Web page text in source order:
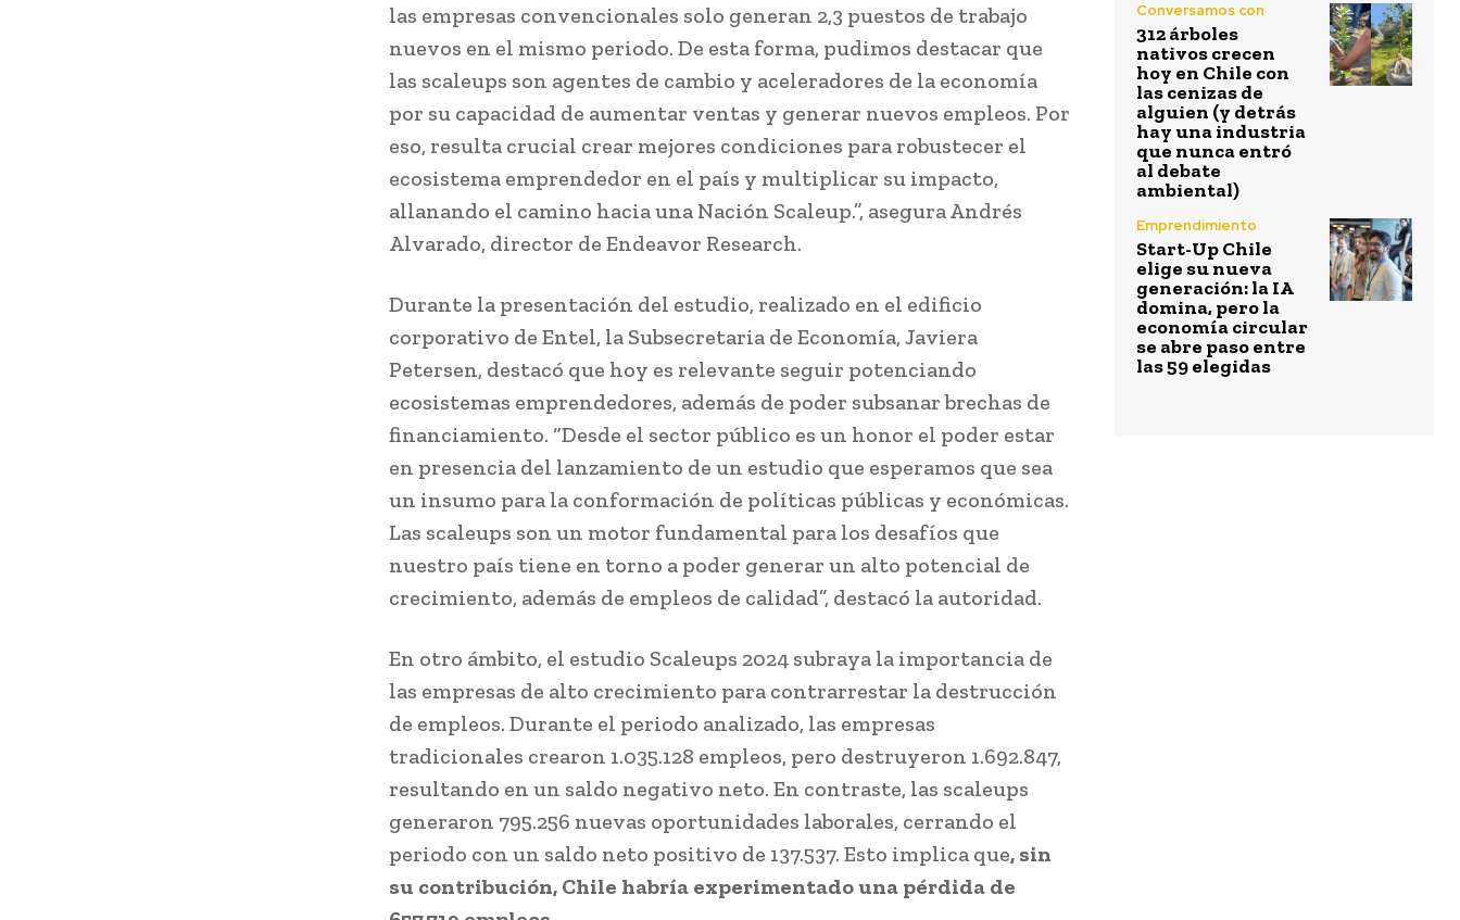
las empresas convencionales solo generan 2,3 puestos de trabajo
nuevos en el mismo periodo. De esta forma, pudimos destacar que
las scaleups son agentes de cambio y aceleradores de la economía
por su capacidad de aumentar ventas y generar nuevos empleos. Por
eso, resulta crucial crear mejores condiciones para robustecer el
ecosistema emprendedor en el país y multiplicar su impacto,
allanando el camino hacia una Nación Scaleup.”, asegura Andrés
Alvarado, director de Endeavor Research.
Durante la presentación del estudio, realizado en el edificio
corporativo de Entel, la Subsecretaria de Economía, Javiera
Petersen, destacó que hoy es relevante seguir potenciando
ecosistemas emprendedores, además de poder subsanar brechas de
financiamiento. “Desde el sector público es un honor el poder estar
en presencia del lanzamiento de un estudio que esperamos que sea
un insumo para la conformación de políticas públicas y económicas.
Las scaleups son un motor fundamental para los desafíos que
nuestro país tiene en torno a poder generar un alto potencial de
crecimiento, además de empleos de calidad”, destacó la autoridad.
En otro ámbito, el estudio Scaleups 2024 subraya la importancia de
las empresas de alto crecimiento para contrarrestar la destrucción
de empleos. Durante el periodo analizado, las empresas
tradicionales crearon 1.035.128 empleos, pero destruyeron 1.692.847,
resultando en un saldo negativo neto. En contraste, las scaleups
generaron 795.256 nuevas oportunidades laborales, cerrando el
periodo con un saldo neto positivo de 137.537. Esto implica que, sin
su contribución, Chile habría experimentado una pérdida de
Conversamos con
312 árboles
nativos crecen
hoy en Chile con
las cenizas de
alguien (y detrás
hay una industria
que nunca entró
al debate
ambiental)
Emprendimiento
Start-Up Chile
elige su nueva
generación: la IA
domina, pero la
economía circular
se abre paso entre
las 59 elegidas